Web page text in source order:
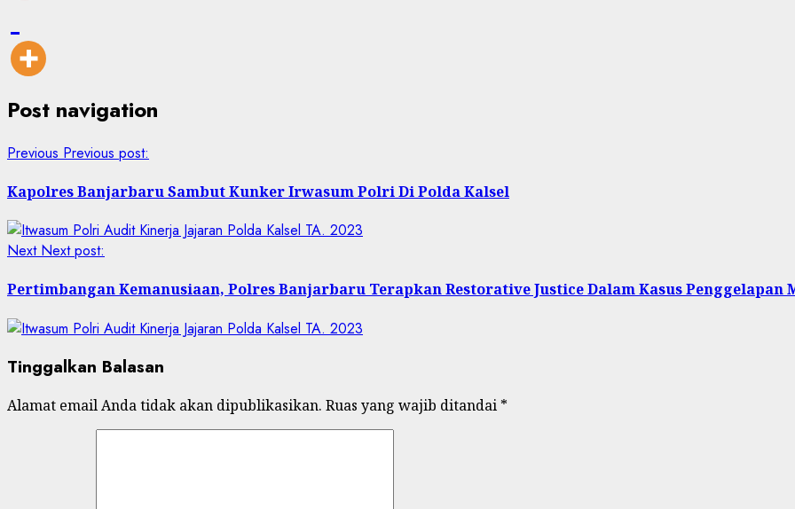
Post navigation
Previous Previous post:
Kapolres Banjarbaru Sambut Kunker Irwasum Polri Di Polda Kalsel
Next Next post:
Pertimbangan Kemanusiaan, Polres Banjarbaru Terapkan Restorative Justice Dalam Kasus Penggelapan
Tinggalkan Balasan
Alamat email Anda tidak akan dipublikasikan. Ruas yang wajib ditandai *